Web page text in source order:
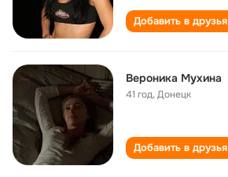
Добавить в друзья
Вероника Мухина
41 год,Донецк
Добавить в друзья